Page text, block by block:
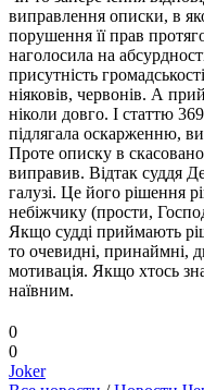
виправлення описки, в
порушення її прав
наголосила на
присутність
ніяковів, червонів. А
ніколи довго. І статтю
підлягала оскарженню,
Проте описку в
виправив. Відтак суддя
галузі. Це його рішення
небіжчику (прости,
Якщо судді приймають
то очевидні, принаймні,
мотивація. Якщо хтось
наївним.
0
0
Joker